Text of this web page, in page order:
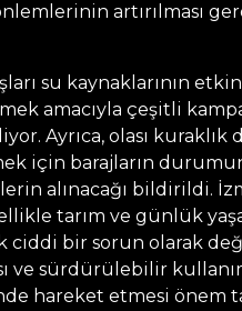
artırılması
su kaynaklarının
amacıyla çeşitli
Ayrıca, olası kuraklık
için barajların
alınacağı bildirildi.
tarım ve günlük
ciddi bir sorun olarak
ve sürdürülebilir
hareket etmesi önem